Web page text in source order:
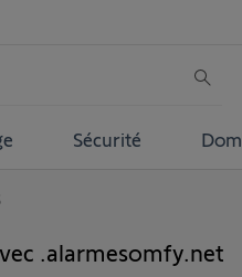
Sécurité
.alarmesomfy.net